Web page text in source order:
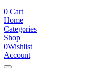
0 Cart
Home
Categories
Shop
0Wishlist
Account